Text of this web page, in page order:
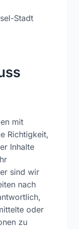
EN
Stadt
mit
Richtigkeit,
Inhalte
sind wir
nach
oder
zu